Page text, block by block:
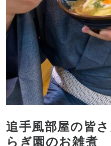
追手風部屋の皆
らぎ園のお雑煮